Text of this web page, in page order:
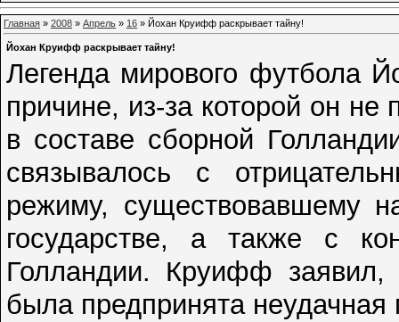
Главная » 2008 » Апрель » 16 » Йохан Круифф раскрывает тайну!
Йохан Круифф раскрывает тайну!
Легенда мирового футбола
причине, из-за которой он
в составе сборной
связывалось с
режиму, существовавшему
государстве, а также с
Голландии. Круифф заявил,
была предпринята неудачная